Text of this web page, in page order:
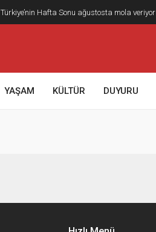
Türkiye’nin Hafta Sonu ağustosta mola veriyor
YAŞAM KÜLTÜR DUYURU